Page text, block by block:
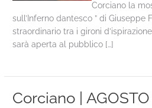
Corciano la
sull’Inferno dantesco ” di Giuseppe
straordinario tra i gironi
sarà aperta al pubblico […]
Corciano |